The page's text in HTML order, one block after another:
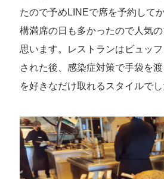
たので予めLINEで席を予約して
構満席の日も多かったので人気
思います。レストランはビュッ
された後、感染症対策で手袋を
を好きなだけ取れるスタイルでし